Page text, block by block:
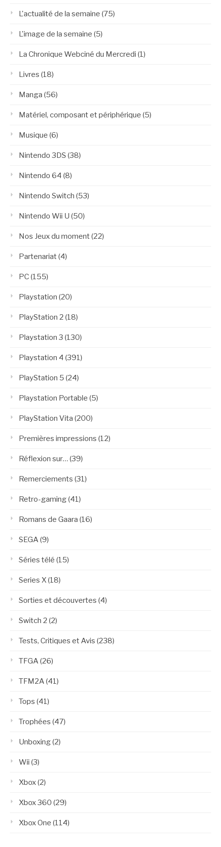
L'actualité de la semaine (75)
L'image de la semaine (5)
La Chronique Webciné du Mercredi (1)
Livres (18)
Manga (56)
Matériel, composant et périphérique (5)
Musique (6)
Nintendo 3DS (38)
Nintendo 64 (8)
Nintendo Switch (53)
Nintendo Wii U (50)
Nos Jeux du moment(22)
Partenariat(4)
PC(155)
Playstation (20)
PlayStation 2 (18)
Playstation 3 (130)
Playstation 4 (391)
PlayStation 5 (24)
Playstation Portable (5)
PlayStation Vita (200)
Premières impressions (12)
Réflexion sur… (39)
Remerciements (31)
Retro-gaming(41)
Romans de Gaara (16)
SEGA(9)
Séries télé (15)
Series X(18)
Sorties et découvertes (4)
Switch 2 (2)
Tests, Critiques et Avis (238)
TFGA(26)
TFM2A(41)
Tops (41)
Trophées (47)
Unboxing(2)
Wii (3)
Xbox(2)
Xbox 360 (29)
Xbox One (114)